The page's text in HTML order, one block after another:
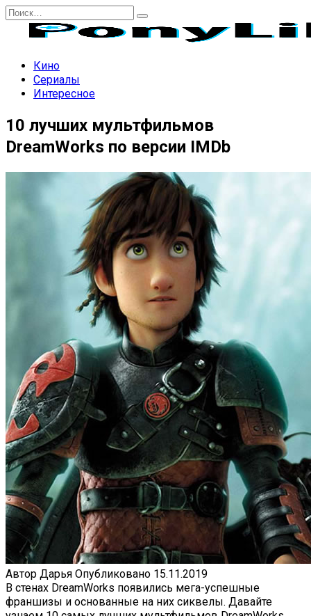
Перейти
содержанию
Search
Кино
Сериалы
Интересное
10 лучших мультфильмов
DreamWorks по версии IMDb
Автор Дарья Опубликовано 15.11.2019
В стенах DreamWorks появились мега-успешные
франшизы и основанные на них сиквелы. Давайте